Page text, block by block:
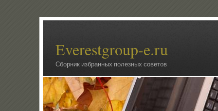
Everestgroup-e.ru
Сборник избранных полезных советов